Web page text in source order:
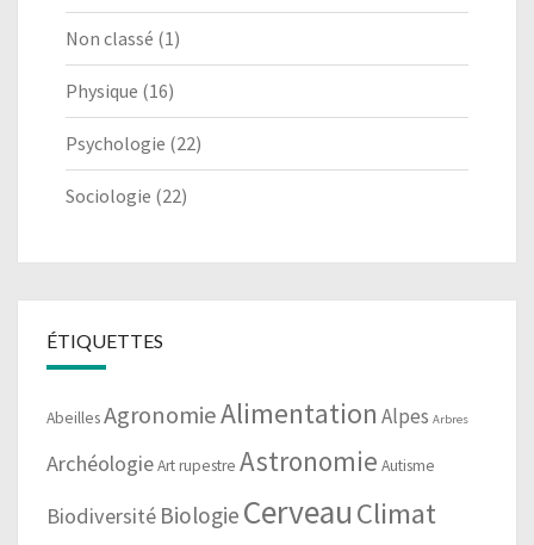
Non classé (1)
Physique (16)
Psychologie (22)
Sociologie (22)
ÉTIQUETTES
AbeillesAgronomieAlimentation Alpes Arbres
ArchéologieArt rupestre Astronomie Autisme
Biodiversité Biologie CerveauClimat